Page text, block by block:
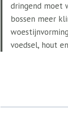
dringend moet
bossen meer
voedsel, hout